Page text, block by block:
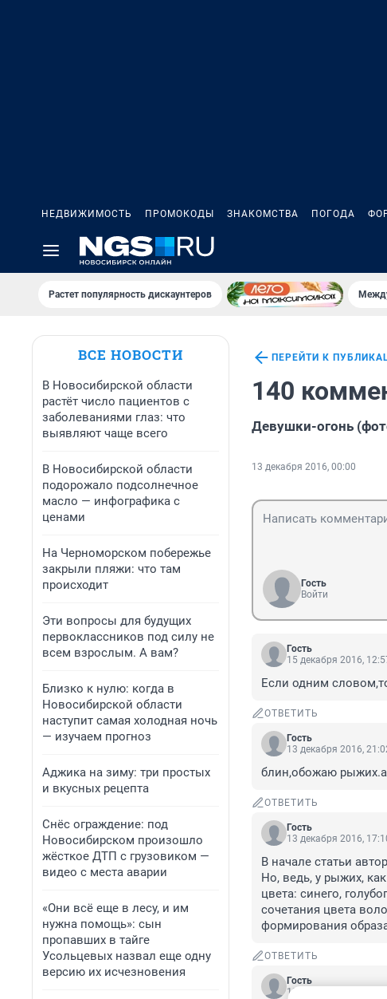
НЕДВИЖИМОСТЬ ПРОМОКОДЫ ЗНАКОМСТВА ПОГОДА
Растет популярность дискаунтеров
ВСЕ НОВОСТИ
В Новосибирской области
растёт число пациентов с
заболеваниями глаз: что
выявляют чаще всего
В Новосибирской области
подорожало подсолнечное
масло — инфографика с
ценами
На Черноморском побережье
закрыли пляжи: что там
происходит
Эти вопросы для будущих
первоклассников под силу не
всем взрослым. А вам?
Близко к нулю: когда в
Новосибирской области
наступит самая холодная ночь
— изучаем прогноз
Аджика на зиму: три простых
и вкусных рецепта
Снёс ограждение: под
Новосибирском произошло
жёсткое ДТП с грузовиком —
видео с места аварии
«Они всё еще в лесу, и им
нужна помощь»: сын
пропавших в тайге
Усольцевых назвал еще одну
версию их исчезновения
ПЕРЕЙТИ К
140
Девушки-огонь
13 декабря 2016, 00:00
Гость
Войти
Гость
15 декабря 2016,
Если одним
ОТВЕТИТЬ
Гость
13 декабря 2016,
блин,обожаю
ОТВЕТИТЬ
Гость
13 декабря 2016,
В начале статьи
Но, ведь, у рыжих,
цвета: синего,
сочетания цвета
формирования
ОТВЕТИТЬ
Гость
13 декабря 2016, 17:04